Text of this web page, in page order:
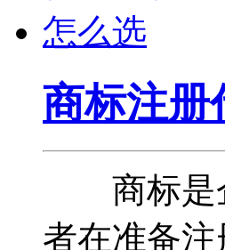
商标注册
商标是企
者在准备